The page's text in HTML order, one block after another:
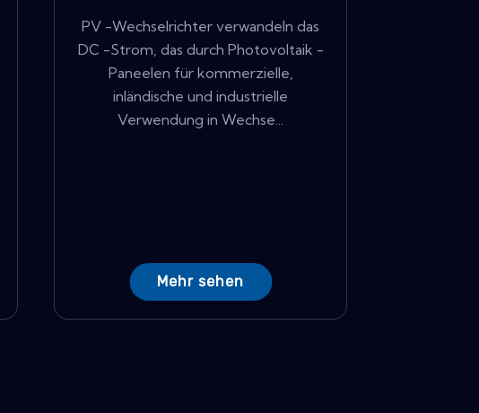
PV -Wechselrichter verwandeln das
DC -Strom, das durch Photovoltaik -
Paneelen für kommerzielle,
inländische und industrielle
Verwendung in Wechse...
Mehr sehen